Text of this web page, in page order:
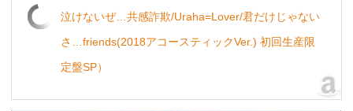
泣けないぜ…共感詐欺/Uraha=Lover/君だけじゃない
さ…friends(2018アコースティックVer.) 初回生産限
定盤SP）